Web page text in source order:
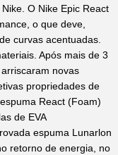
O Nike Epic React
o que deve,
curvas acentuadas.
Após mais de 3
novas
propriedades de
React (Foam)
de EVA
espuma Lunarlon
retorno de energia, no